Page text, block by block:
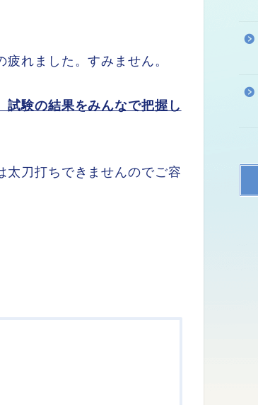
れました。すみません。
試験の結果をみんなで把握し
太刀打ちできませんのでご容